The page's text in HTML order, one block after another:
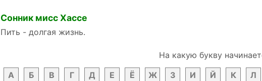
Сонник мисс Хассе
Пить - долгая жизнь.
На какую букву
А
Б В Г Д Е Ё Ж З И Й К Л